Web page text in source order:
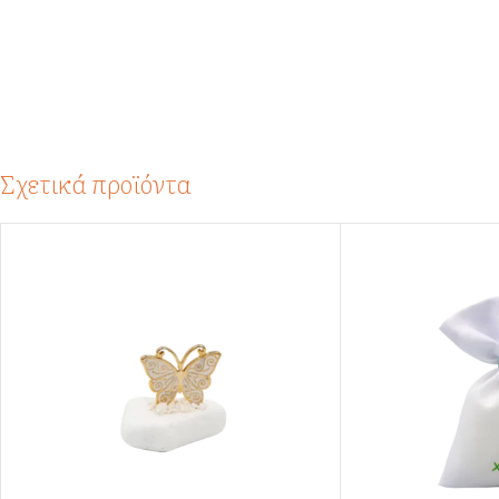
Σχετικά προϊόντα